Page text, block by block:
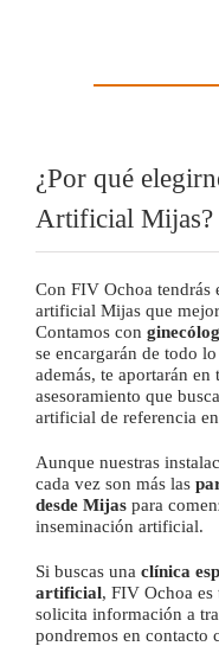
¿Por qué
Artificial Mijas?
Con FIV Ochoa tendrás
artificial Mijas que
Contamos con
se encargarán de todo
además, te aportarán
asesoramiento que
artificial de referencia
Aunque nuestras
cada vez son más las
desde Mijas para
inseminación artificial.
Si buscas una clínica
artificial, FIV Ochoa
solicita información a
pondremos en contacto